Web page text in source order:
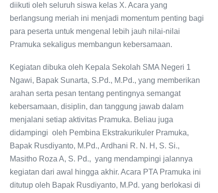
diikuti oleh seluruh siswa kelas X. Acara yang
berlangsung meriah ini menjadi momentum penting bagi
para peserta untuk mengenal lebih jauh nilai-nilai
Pramuka sekaligus membangun kebersamaan.
Kegiatan dibuka oleh Kepala Sekolah SMA Negeri 1
Ngawi, Bapak Sunarta, S.Pd., M.Pd., yang memberikan
arahan serta pesan tentang pentingnya semangat
kebersamaan, disiplin, dan tanggung jawab dalam
menjalani setiap aktivitas Pramuka. Beliau juga
didampingi oleh Pembina Ekstrakurikuler Pramuka,
Bapak Rusdiyanto, M.Pd., Ardhani R. N. H, S. Si.,
Masitho Roza A, S. Pd., yang mendampingi jalannya
kegiatan dari awal hingga akhir. Acara PTA Pramuka ini
ditutup oleh Bapak Rusdiyanto, M.Pd. yang berlokasi di